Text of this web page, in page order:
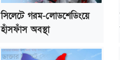
সিলেটে গরম-লোডশেডিংয়ে
হাঁসফাঁস অবস্থা